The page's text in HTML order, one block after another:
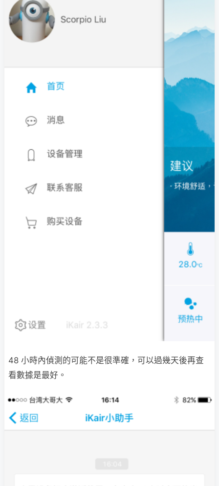
48 小時內偵測的可能不是很準確，可以過幾天後再查
看數據是最好。